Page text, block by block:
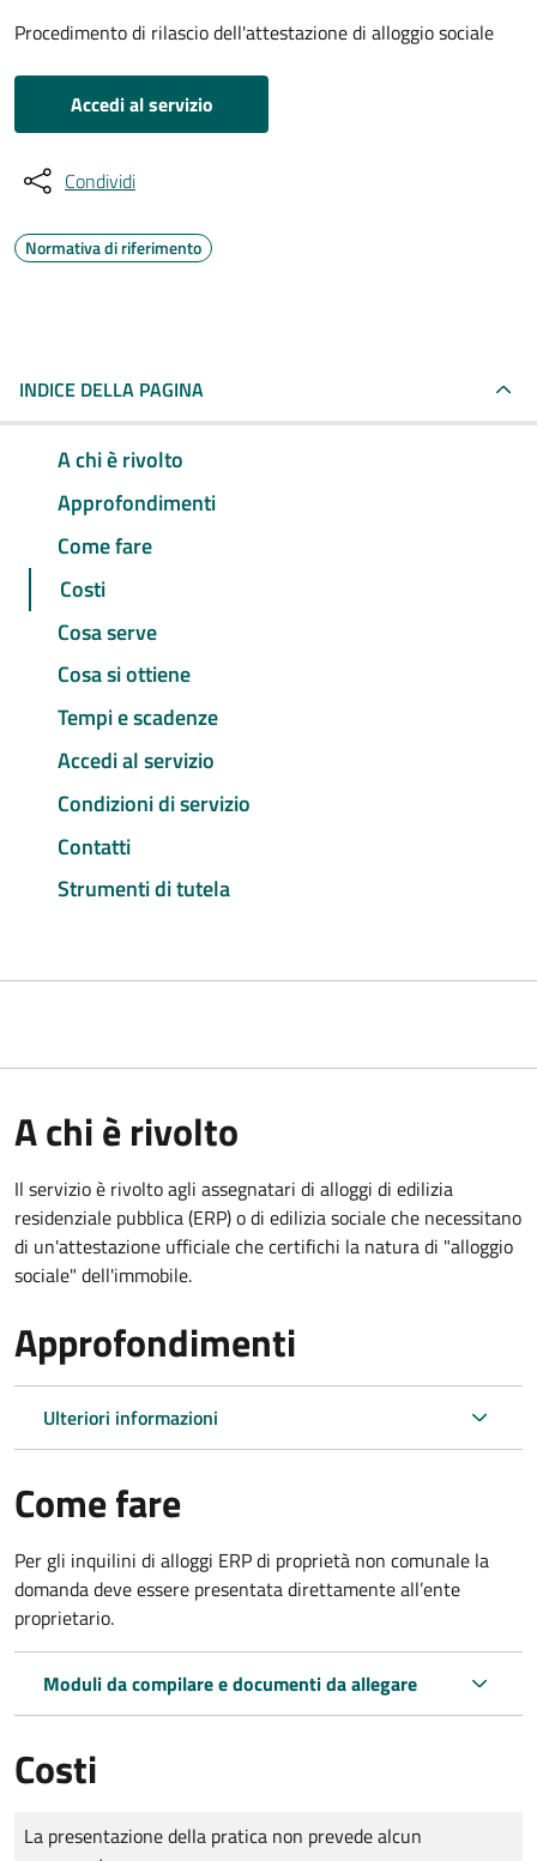
Procedimento di rilascio dell'attestazione di alloggio sociale
Accedi al servizio
Condividi
Normativa di riferimento
INDICE DELLA PAGINA
A chi è rivolto
Approfondimenti
Come fare
Costi
Cosa serve
Cosa si ottiene
Tempi e scadenze
Accedi al servizio
Condizioni di servizio
Contatti
Strumenti di tutela
A chi è rivolto
Il servizio è rivolto agli assegnatari di alloggi di edilizia
residenziale pubblica (ERP) o di edilizia sociale che necessitano
di un'attestazione ufficiale che certifichi la natura di "alloggio
sociale" dell'immobile.
Approfondimenti
Ulteriori informazioni
Come fare
Per gli inquilini di alloggi ERP di proprietà non comunale la
domanda deve essere presentata direttamente all’ente
proprietario.
Moduli da compilare e documenti da allegare
Costi
Tipo di pagamento
Importo
La presentazione della pratica non prevede alcun